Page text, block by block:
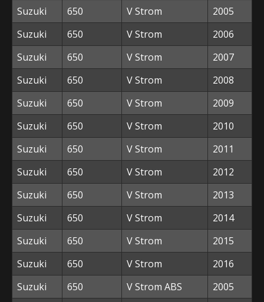
Suzuki
650 V Strom
2005
Suzuki
650 V Strom
2006
Suzuki
650 V Strom
2007
Suzuki
650 V Strom
2008
Suzuki
650 V Strom
2009
Suzuki
650 V Strom
2010
Suzuki
650 V Strom
2011
Suzuki
650 V Strom
2012
Suzuki
650 V Strom
2013
Suzuki
650 V Strom
2014
Suzuki
650 V Strom
2015
Suzuki
650 V Strom
2016
Suzuki
650 V Strom ABS
2005